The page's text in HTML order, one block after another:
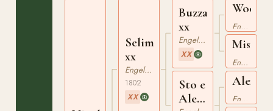
Selim
xx
Engelskt Fullblod
1802
XX
Buzzard
xx
Engelskt Fullblod
XX
Sto e
Alexander
xx
xxEngelskt Fullblod
xx